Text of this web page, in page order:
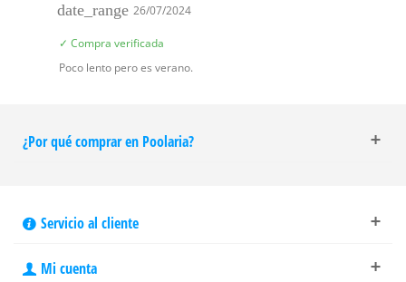
date_range 26/07/2024
✓ Compra verificada
Poco lento pero es verano.
¿Por qué comprar en Poolaria?
Servicio al cliente
Mi cuenta